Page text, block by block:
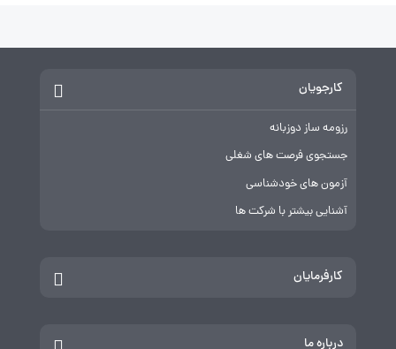
کارجویان
رزومه ساز دوزبانه
جستجوی فرصت های شغلی
آزمون های خودشناسی
آشنایی بیشتر با شرکت ها
کارفرمایان
درباره ما